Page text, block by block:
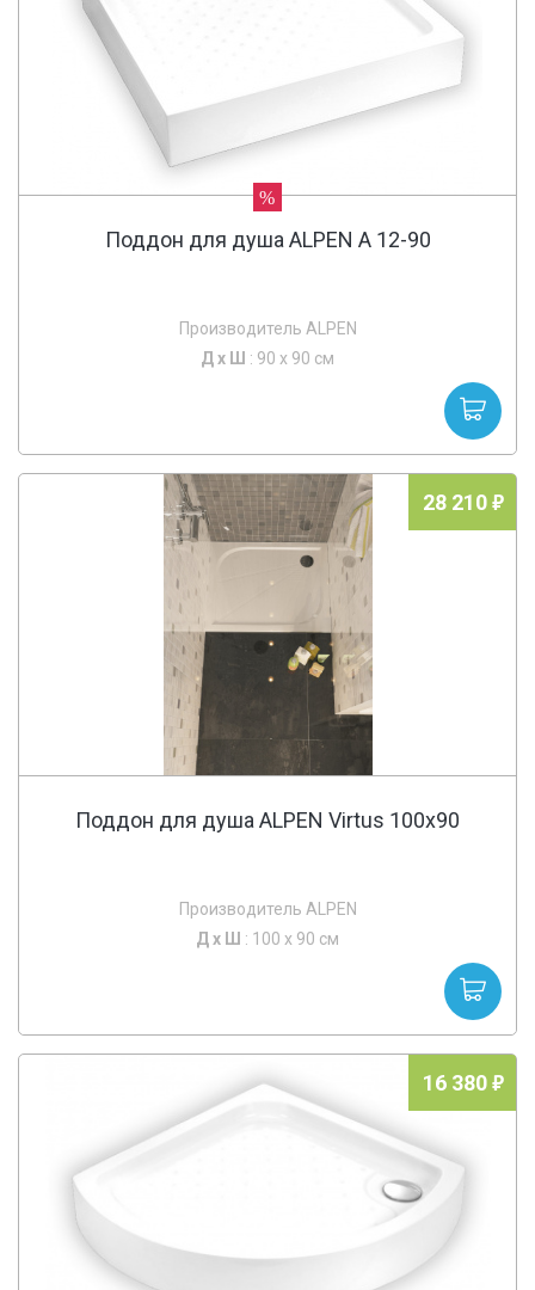
%
Поддон для душа ALPEN A 12-90
Производитель ALPEN
Д х Ш : 90 x 90 см
28 210
Поддон для душа ALPEN Virtus 100x90
Производитель ALPEN
Д х Ш : 100 x 90 см
16 380